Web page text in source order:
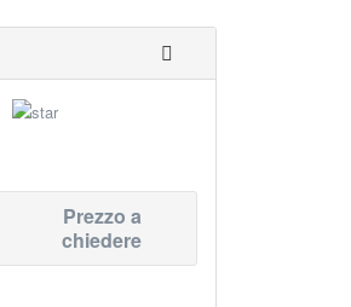
Prezzo a
chiedere